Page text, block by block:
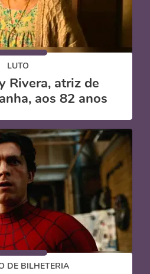
LUTO
Rivera, atriz de
aos 82 anos
DE BILHETERIA